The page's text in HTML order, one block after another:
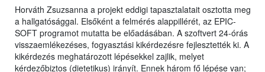
Horváth Zsuzsanna a projekt eddigi tapasztalatait osztotta meg
a hallgatósággal. Elsőként a felmérés alappillérét, az EPIC-
SOFT programot mutatta be előadásában. A szoftvert 24-órás
visszaemlékezéses, fogyasztási kikérdezésre fejlesztették ki. A
kikérdezés meghatározott lépésekkel zajlik, melyet
kérdezőbiztos (dietetikus) irányít. Ennek három fő lépése van;